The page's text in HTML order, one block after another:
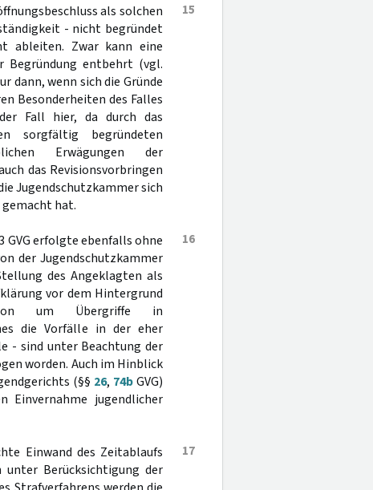
15
als solchen
- nicht begründet
ableiten. Zwar kann eine
Begründung entbehrt (vgl.
dann, wenn sich die Gründe
Besonderheiten des Falles
Fall hier, da durch das
sorgfältig begründeten
Erwägungen der
das Revisionsvorbringen
Jugendschutzkammer sich
gemacht hat.
16
GVG erfolgte ebenfalls ohne
der Jugendschutzkammer
des Angeklagten als
vor dem Hintergrund
um Übergriffe in
die Vorfälle in der eher
- sind unter Beachtung der
worden. Auch im Hinblick
(§§ 26, 74bGVG)
Einvernahme jugendlicher
17
Einwand des Zeitablaufs
unter Berücksichtigung der